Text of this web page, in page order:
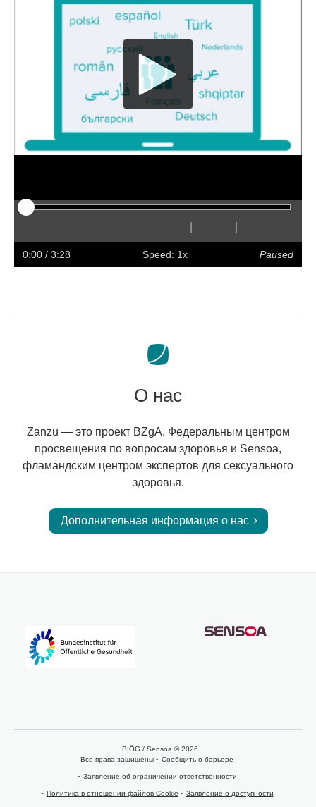
Hide
captions
FasterSlower
full
screen
0:00 / 3:28 Speed: 1x Paused
О нас
Zanzu — это проект BZgA, Федеральным центром
просвещения по вопросам здоровья и Sensoa,
фламандским центром экспертов для сексуального
здоровья.
Дополнительная информация о нас
BIÖG / Sensoa © 2026
Все права защищены
Сообщить о барьере
Заявление об ограничении ответственности
Политика в отношении файлов Cookie Заявление о доступности